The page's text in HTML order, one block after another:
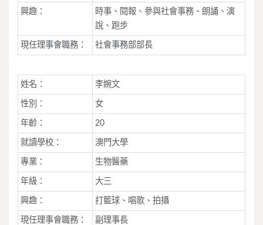
興趣：
時事、閱報、參與社會事務、朗誦、演
說、跑步
現任理事會職務： 社會事務部部長
姓名： 李婉文
性別： 女
年齡： 20
就讀學校： 澳門大學
專業： 生物醫藥
年級： 大三
興趣： 打籃球、唱歌、拍攝
現任理事會職務： 副理事長